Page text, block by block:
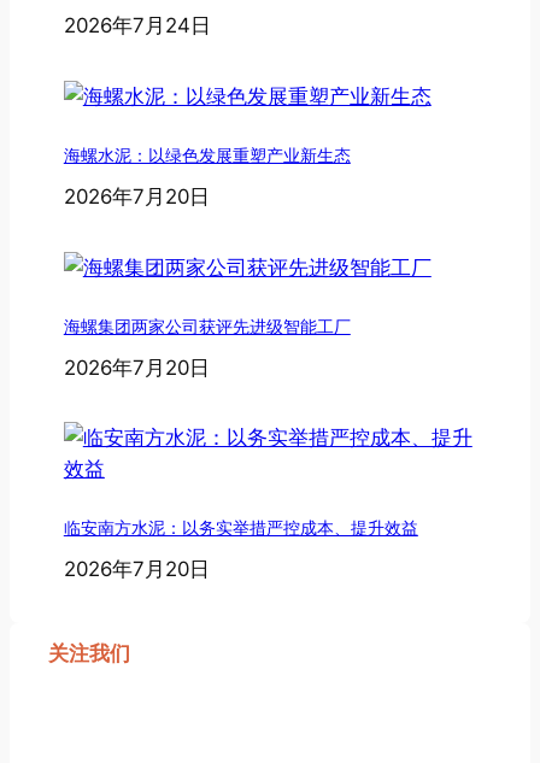
2026年7月24日
海螺水泥：以绿色发展重塑产业新生态
2026年7月20日
海螺集团两家公司获评先进级智能工厂
2026年7月20日
临安南方水泥：以务实举措严控成本、提升效益
2026年7月20日
关注我们